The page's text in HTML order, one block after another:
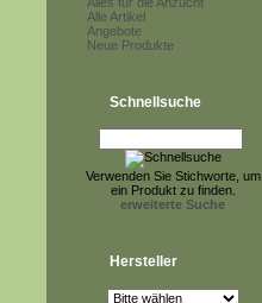
Alle Artikel
Angebote
Neue Produkte
Schnellsuche
Verwenden Sie Stichworte, um
ein Produkt zu finden.
erweiterte Suche
Hersteller